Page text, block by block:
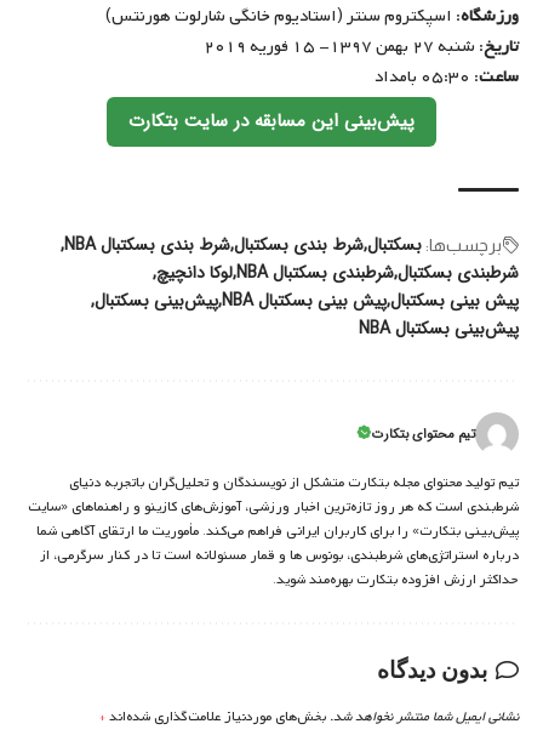
ورزشگاه: اسپکتروم سنتر (استادیوم خانگی شارلوت هورنتس)
تاریخ: شنبه ۲۷ بهمن ۱۳۹۷- ۱۵ فوریه ۲۰۱۹
ساعت: ۰۵:۳۰ بامداد
پیش‌بینی این مسابقه در سایت بتکارت
برچسب‌‌ها: بسکتبالشرط بندی بسکتبالشرط بندی بسکتبال NBA
شرطبندی بسکتبالشرطبندی بسکتبال NBA
لوکا دانچیچ
پیش بینی بسکتبالپیش بینی بسکتبال NBA
پیش‌بینی بسکتبال
پیش‌بینی بسکتبال NBA
تیم محتوای بتکارت
تیم تولید محتوای مجله بتکارت متشکل از نویسندگان و تحلیل‌گران باتجربه دنیای
شرط‌بندی است که هر روز تازه‌ترین اخبار ورزشی، آموزش‌های کازینو و راهنماهای «سایت
پیش‌بینی بتکارت» را برای کاربران ایرانی فراهم می‌کند. مأموریت ما ارتقای آگاهی شما
درباره استراتژی‌های شرطبندی، بونوس ها و قمار مسئولانه است تا در کنار سرگرمی، از
حداکثر ارزش افزوده بتکارت بهره‌مند شوید.
بدون دیدگاه
نشانی ایمیل شما منتشر نخواهد شد. بخش‌های موردنیاز علامت‌گذاری شده‌اند*